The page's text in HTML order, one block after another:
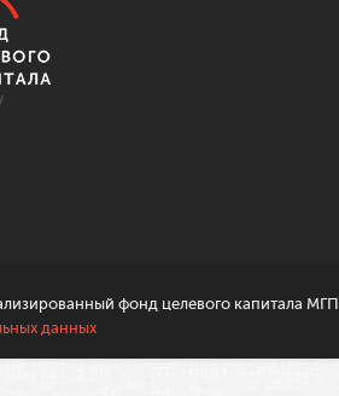
фонд целевого капитала
данных